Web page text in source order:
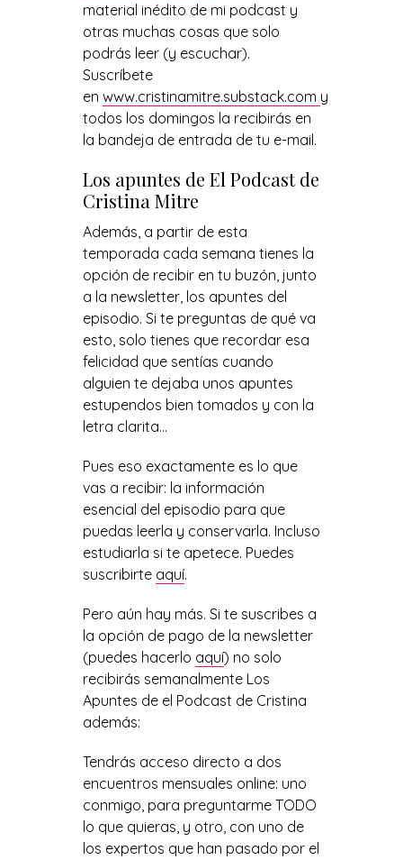
material inédito de mi podcast y
otras muchas cosas que solo
podrás leer (y escuchar).
Suscríbete
en www.cristinamitre.substack.com y
todos los domingos la recibirás en
la bandeja de entrada de tu e-mail.
Los apuntes de El Podcast de
Cristina Mitre
Además, a partir de esta
temporada cada semana tienes la
opción de recibir en tu buzón, junto
a la newsletter, los apuntes del
episodio. Si te preguntas de qué va
esto, solo tienes que recordar esa
felicidad que sentías cuando
alguien te dejaba unos apuntes
estupendos bien tomados y con la
letra clarita…
Pues eso exactamente es lo que
vas a recibir: la información
esencial del episodio para que
puedas leerla y conservarla. Incluso
estudiarla si te apetece. Puedes
suscribirte aquí.
Pero aún hay más. Si te suscribes a
la opción de pago de la newsletter
(puedes hacerlo aquí) no solo
recibirás semanalmente Los
Apuntes de el Podcast de Cristina
además:
Tendrás acceso directo a dos
encuentros mensuales online: uno
conmigo, para preguntarme TODO
lo que quieras, y otro, con uno de
los expertos que han pasado por el